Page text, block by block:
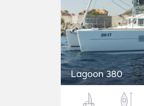
Lagoon 380